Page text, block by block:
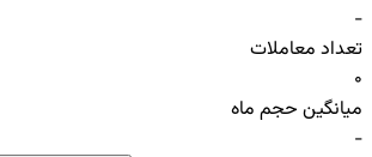
-
تعداد معاملات
0
میانگین حجم ماه
-